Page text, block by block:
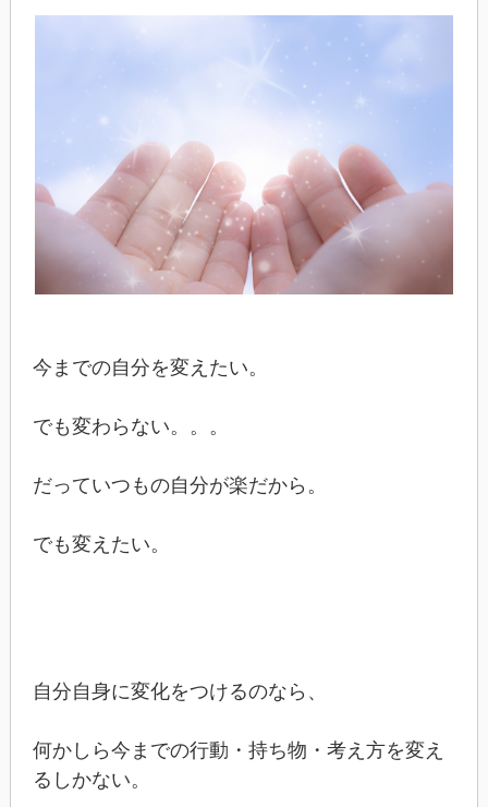
今までの自分を変えたい。
でも変わらない。。。
だっていつもの自分が楽だから。
でも変えたい。
自分自身に変化をつけるのなら、
何かしら今までの行動・持ち物・考え方を変え
るしかない。